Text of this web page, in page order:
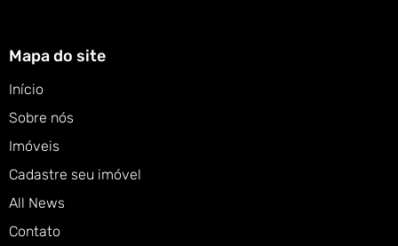
Mapa do site
Início
Sobre nós
Imóveis
Cadastre seu imóvel
All News
Contato